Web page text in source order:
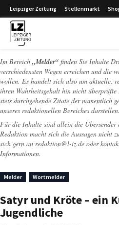
Leipziger Zeitung Stellenmarkt
Im Bereich „Melder“ finden Sie Inhalte
verschiedensten Wegen erreichen und die
wollen. Es handelt sich also um aktuelle,
ihren Wahrheitsgehalt hin nicht
stets durchgehende Zitate der namentlich
unseres redaktionellen Bereiches darstellen.
Für die Inhalte sind allein die
Redaktion macht sich die Aussagen nicht
sich gern an redaktion@l-iz.de oder
Informationen.
Melder Wortmelder
Satyr und Kröte – ein
Jugendliche